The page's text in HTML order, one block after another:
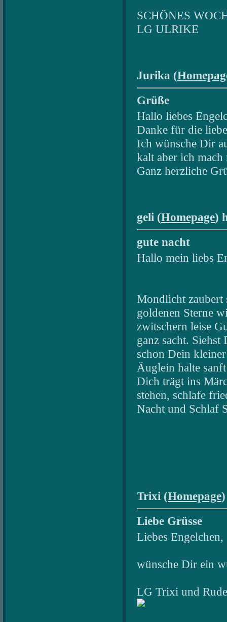
SCHÖNES
LG ULRIKE
Jurika (
Grüße
Hallo liebes
Danke für die
Ich wünsche Dir
kalt aber ich
Ganz herzliche
geli (Homepage)
gute nacht
Hallo mein liebs
Mondlicht zaubert
goldenen Sterne
zwitschern leise
ganz sacht.
schon Dein
Äuglein halte
Dich trägt ins
stehen, schlafe
Nacht und Schlaf
Trixi (Homepage
Liebe Grüsse
Liebes Engelchen,
wünsche Dir ein
LG Trixi und